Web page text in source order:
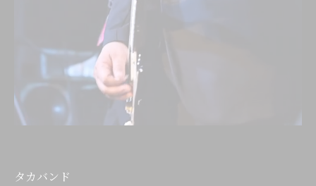
タカバンド